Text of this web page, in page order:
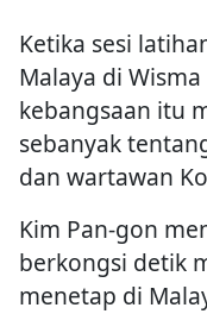
Ketika sesi
Malaya di
kebangsaan itu
sebanyak
dan wartawan
Kim Pan-gon
berkongsi detik
menetap di